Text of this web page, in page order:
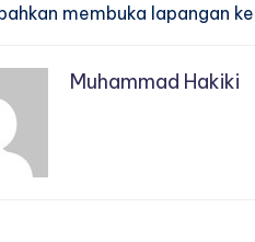
membuka lapangan
Muhammad Hakiki